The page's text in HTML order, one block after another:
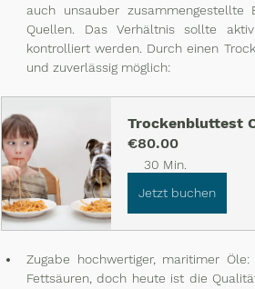
auch unsauber zusammengestellte
Quellen. Das Verhältnis sollte
kontrolliert werden. Durch einen
und zuverlässig möglich:
Trockenbluttest
€80.00
30 Min.
Jetzt buchen
Zugabe hochwertiger, maritimer
Fettsäuren, doch heute ist die